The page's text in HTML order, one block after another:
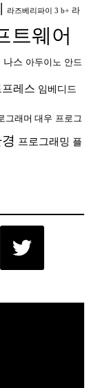
라즈베리파이 3 b+ 라
트웨어
나스 아두이노 안드
레스 임베디드
그래머 대우 프로그
프로그래밍 플